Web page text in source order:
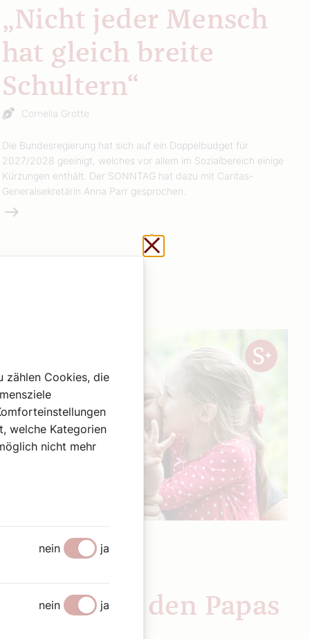
„Nicht jeder Mensch
hat gleich breite
Schultern“
Cornelia Grotte
Die Bundesregierung hat sich auf ein Doppelbudget für
2027/2028 geeinigt, welches vor allem im Sozialbereich einige
Kürzungen enthält. Der SONNTAG hat dazu mit Caritas-
Generalsekretärin Anna Parr gesprochen.
Weiterlesen
12. Juni 2026| Meinung
Helfen wir den Papas
Schließen ohne zu
zählen Cookies, die
welche Kategorien
nicht mehr
nein ja
nein
ja